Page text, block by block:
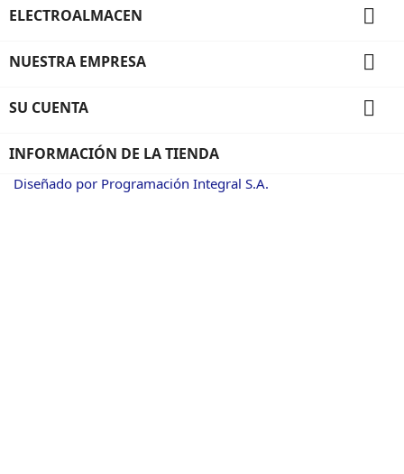
ELECTROALMACEN 
NUESTRA EMPRESA 
SU CUENTA 
INFORMACIÓN DE LA TIENDA
Diseñado por Programación Integral S.A.